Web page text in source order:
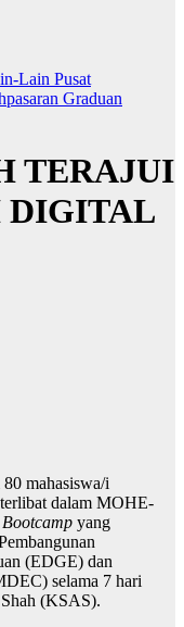
Lain Pusat
Graduan
TERAJUI
DIGITAL
80 mahasiswa/i
dalam MOHE-
Bootcamp yang
(EDGE) dan
selama 7 hari
(KSAS).